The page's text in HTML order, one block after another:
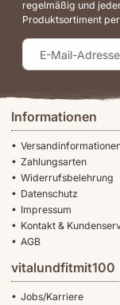
Informationen
Zahlungsarten
Widerrufsbelehrung
Datenschutz
Impressum
Kontakt &
AGB
vitalundfitmit100
Jobs/Karriere
regelmäßig und
Produktsortiment